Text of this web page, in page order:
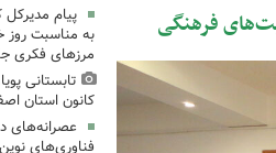
فرهنگی
پیام
به مناسبت روز
مرزهای فکری
تابستانی
کانون استان
عصرانه‌های
فناوری‌های